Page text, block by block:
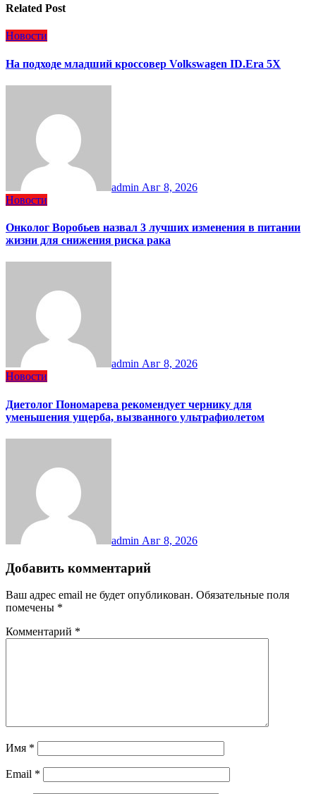
Related Post
Новости
На подходе младший кроссовер Volkswagen ID.Era 5X
admin Авг 8, 2026
Новости
Онколог Воробьев назвал 3 лучших изменения в питании
жизни для снижения риска рака
admin Авг 8, 2026
Новости
Диетолог Пономарева рекомендует чернику для
уменьшения ущерба, вызванного ультрафиолетом
admin Авг 8, 2026
Добавить комментарий
Ваш адрес email не будет опубликован. Обязательные поля
помечены *
Комментарий *
Имя *
Email *